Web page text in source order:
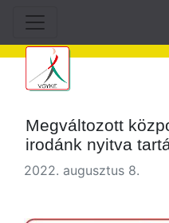
Megváltozott
irodánk nyitva
2022. augusztus 8.